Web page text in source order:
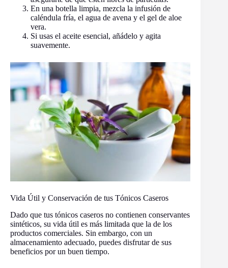
En una botella limpia, mezcla la infusión de
caléndula fría, el agua de avena y el gel de aloe
vera.
Si usas el aceite esencial, añádelo y agita
suavemente.
Vida Útil y Conservación de tus Tónicos Caseros
Dado que tus tónicos caseros no contienen conservantes
sintéticos, su vida útil es más limitada que la de los
productos comerciales. Sin embargo, con un
almacenamiento adecuado, puedes disfrutar de sus
beneficios por un buen tiempo.